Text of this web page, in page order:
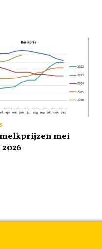
mei